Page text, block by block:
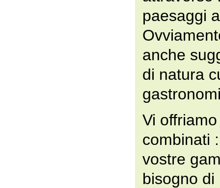
paesaggi
anche
di natura
Vi
combinati
vostre
bisogno di